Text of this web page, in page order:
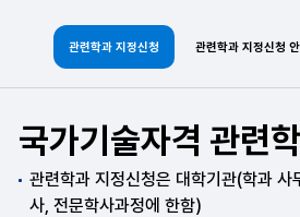
관련학과 지정신청 관련학과 지정신청
국가기술자격 관련
관련학과 지정신청은 대학기관(학과
사, 전문학사과정에 한함)